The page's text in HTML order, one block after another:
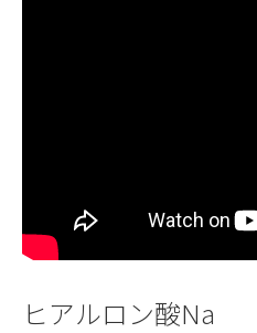
ヒアルロン酸Na